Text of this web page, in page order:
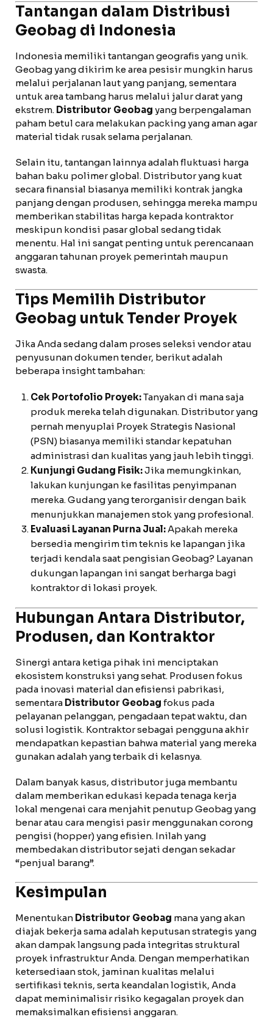
Tantangan dalam Distribusi
Geobag di Indonesia
Indonesia memiliki tantangan geografis yang unik.
Geobag yang dikirim ke area pesisir mungkin harus
melalui perjalanan laut yang panjang, sementara
untuk area tambang harus melalui jalur darat yang
ekstrem. Distributor Geobag yang berpengalaman
paham betul cara melakukan packing yang aman agar
material tidak rusak selama perjalanan.
Selain itu, tantangan lainnya adalah fluktuasi harga
bahan baku polimer global. Distributor yang kuat
secara finansial biasanya memiliki kontrak jangka
panjang dengan produsen, sehingga mereka mampu
memberikan stabilitas harga kepada kontraktor
meskipun kondisi pasar global sedang tidak
menentu. Hal ini sangat penting untuk perencanaan
anggaran tahunan proyek pemerintah maupun
swasta.
Tips Memilih Distributor
Geobag untuk Tender Proyek
Jika Anda sedang dalam proses seleksi vendor atau
penyusunan dokumen tender, berikut adalah
beberapa insight tambahan:
Cek Portofolio Proyek:Tanyakan di mana saja
produk mereka telah digunakan. Distributor yang
pernah menyuplai Proyek Strategis Nasional
(PSN) biasanya memiliki standar kepatuhan
administrasi dan kualitas yang jauh lebih tinggi.
Kunjungi Gudang Fisik:Jika memungkinkan,
lakukan kunjungan ke fasilitas penyimpanan
mereka. Gudang yang terorganisir dengan baik
menunjukkan manajemen stok yang profesional.
Evaluasi Layanan Purna Jual:Apakah mereka
bersedia mengirim tim teknis ke lapangan jika
terjadi kendala saat pengisian Geobag? Layanan
dukungan lapangan ini sangat berharga bagi
kontraktor di lokasi proyek.
Hubungan Antara Distributor,
Produsen, dan Kontraktor
Sinergi antara ketiga pihak ini menciptakan
ekosistem konstruksi yang sehat. Produsen fokus
pada inovasi material dan efisiensi pabrikasi,
sementara Distributor Geobag fokus pada
pelayanan pelanggan, pengadaan tepat waktu, dan
solusi logistik. Kontraktor sebagai pengguna akhir
mendapatkan kepastian bahwa material yang mereka
gunakan adalah yang terbaik di kelasnya.
Dalam banyak kasus, distributor juga membantu
dalam memberikan edukasi kepada tenaga kerja
lokal mengenai cara menjahit penutup Geobag yang
benar atau cara mengisi pasir menggunakan corong
pengisi (hopper) yang efisien. Inilah yang
membedakan distributor sejati dengan sekadar
“penjual barang”.
Kesimpulan
Menentukan Distributor Geobag mana yang akan
diajak bekerja sama adalah keputusan strategis yang
akan dampak langsung pada integritas struktural
proyek infrastruktur Anda. Dengan memperhatikan
ketersediaan stok, jaminan kualitas melalui
sertifikasi teknis, serta keandalan logistik, Anda
dapat meminimalisir risiko kegagalan proyek dan
memaksimalkan efisiensi anggaran.